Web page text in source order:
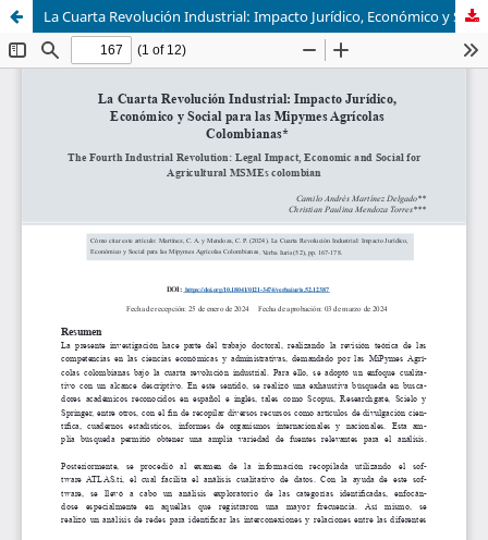
La Cuarta Revolución Industrial: Impacto Jurídico, Económico y Social para las Mipymes AgrícolasColombianas